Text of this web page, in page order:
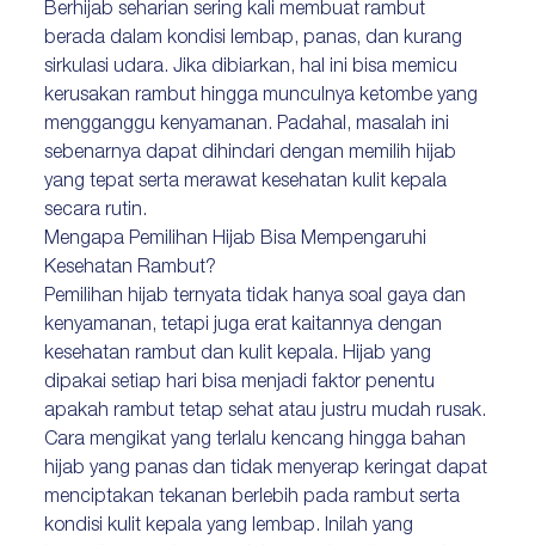
Berhijab seharian sering kali membuat rambut
berada dalam kondisi lembap, panas, dan kurang
sirkulasi udara. Jika dibiarkan, hal ini bisa memicu
kerusakan rambut hingga munculnya ketombe yang
mengganggu kenyamanan. Padahal, masalah ini
sebenarnya dapat dihindari dengan memilih hijab
yang tepat serta merawat kesehatan kulit kepala
secara rutin.
Mengapa Pemilihan Hijab Bisa Mempengaruhi
Kesehatan Rambut?
Pemilihan hijab ternyata tidak hanya soal gaya dan
kenyamanan, tetapi juga erat kaitannya dengan
kesehatan rambut dan kulit kepala. Hijab yang
dipakai setiap hari bisa menjadi faktor penentu
apakah rambut tetap sehat atau justru mudah rusak.
Cara mengikat yang terlalu kencang hingga bahan
hijab yang panas dan tidak menyerap keringat dapat
menciptakan tekanan berlebih pada rambut serta
kondisi kulit kepala yang lembap. Inilah yang